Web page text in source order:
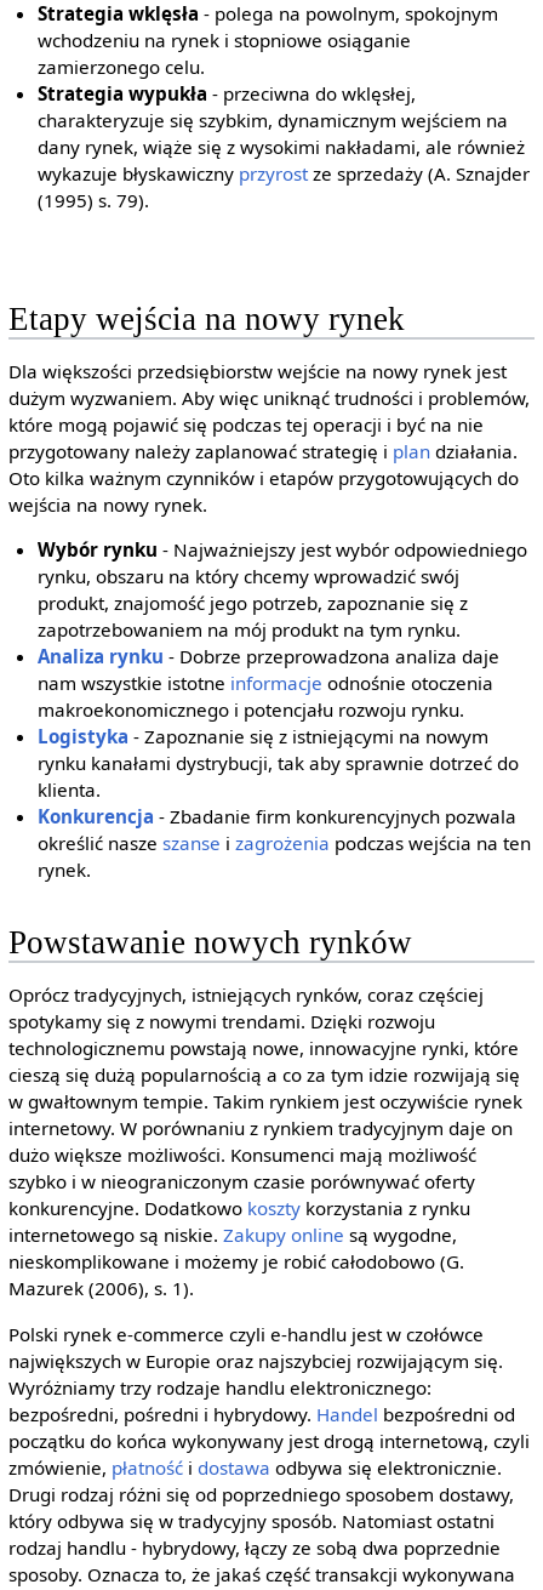
Strategia wklęsła - polega na powolnym, spokojnym
wchodzeniu na rynek i stopniowe osiąganie
zamierzonego celu.
Strategia wypukła - przeciwna do wklęsłej,
charakteryzuje się szybkim, dynamicznym wejściem na
dany rynek, wiąże się z wysokimi nakładami, ale również
wykazuje błyskawiczny przyrostze sprzedaży (A. Sznajder
(1995) s. 79).
Etapy wejścia na nowy rynek
Dla większości przedsiębiorstw wejście na nowy rynek jest
dużym wyzwaniem. Aby więc uniknąć trudności i problemów,
które mogą pojawić się podczas tej operacji i być na nie
przygotowany należy zaplanować strategię i plandziałania.
Oto kilka ważnym czynników i etapów przygotowujących do
wejścia na nowy rynek.
Wybór rynku - Najważniejszy jest wybór odpowiedniego
rynku, obszaru na który chcemy wprowadzić swój
produkt, znajomość jego potrzeb, zapoznanie się z
zapotrzebowaniem na mój produkt na tym rynku.
Analiza rynku - Dobrze przeprowadzona analiza daje
nam wszystkie istotne informacje odnośnie otoczenia
makroekonomicznego i potencjału rozwoju rynku.
Logistyka - Zapoznanie się z istniejącymi na nowym
rynku kanałami dystrybucji, tak aby sprawnie dotrzeć do
klienta.
Konkurencja - Zbadanie firm konkurencyjnych pozwala
określić naszeszanse izagrożenia podczas wejścia na ten
rynek.
Powstawanie nowych rynków
Oprócz tradycyjnych, istniejących rynków, coraz częściej
spotykamy się z nowymi trendami. Dzięki rozwoju
technologicznemu powstają nowe, innowacyjne rynki, które
cieszą się dużą popularnością a co za tym idzie rozwijają się
w gwałtownym tempie. Takim rynkiem jest oczywiście rynek
internetowy. W porównaniu z rynkiem tradycyjnym daje on
dużo większe możliwości. Konsumenci mają możliwość
szybko i w nieograniczonym czasie porównywać oferty
konkurencyjne. Dodatkowo kosztykorzystania z rynku
internetowego są niskie. Zakupy online są wygodne,
nieskomplikowane i możemy je robić całodobowo (G.
Mazurek (2006), s. 1).
Polski rynek e-commerce czyli e-handlu jest w czołówce
największych w Europie oraz najszybciej rozwijającym się.
Wyróżniamy trzy rodzaje handlu elektronicznego:
bezpośredni, pośredni i hybrydowy. Handel bezpośredni od
początku do końca wykonywany jest drogą internetową, czyli
zmówienie, płatnośći dostawa odbywa się elektronicznie.
Drugi rodzaj różni się od poprzedniego sposobem dostawy,
który odbywa się w tradycyjny sposób. Natomiast ostatni
rodzaj handlu - hybrydowy, łączy ze sobą dwa poprzednie
sposoby. Oznacza to, że jakaś część transakcji wykonywana